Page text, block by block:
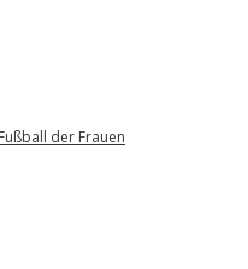
der Frauen